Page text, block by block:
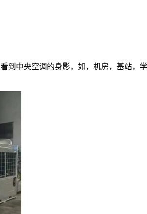
中央空调的身影，如，机房，基站，